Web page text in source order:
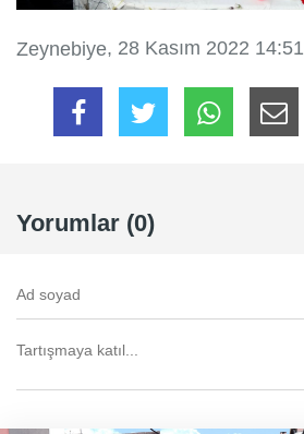
Zeynebiye, 28 Kasım 2022 14:51
Yorumlar (0)